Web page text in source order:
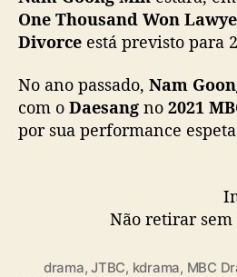
One Thousand Won
Divorce está previsto para
No ano passado, Nam
com o Daesang no 2021
por sua performance
Não retirar sem
drama,JTBC, kdrama, MBC